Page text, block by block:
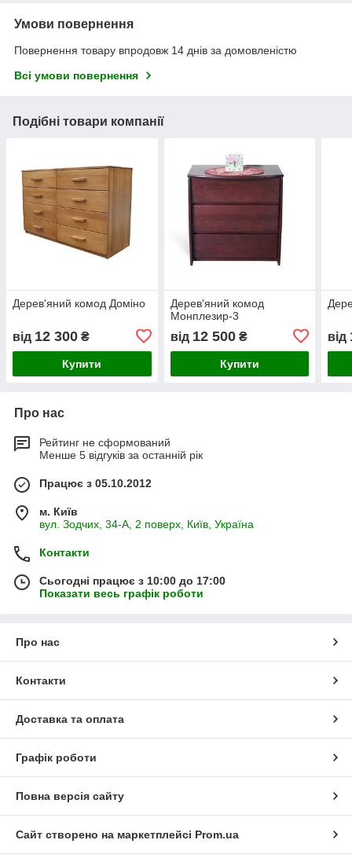
Умови повернення
Повернення товару впродовж 14 днів за домовленістю
Всі умови повернення
Подібні товари компанії
Дерев'яний комод Доміно
від 12 300 ₴
Купити
Дерев'яний комод
Монплезир-3
від 12 500₴
Купити
від
Про нас
Рейтинг не сформований
Менше 5 відгуків за останній рік
Працює з 05.10.2012
м. Київ
вул. Зодчих, 34-А, 2 поверх, Київ, Україна
Контакти
Сьогодні працює з 10:00 до 17:00
Показати весь графік роботи
Про нас
Контакти
Доставка та оплата
Графік роботи
Повна версія сайту
Сайт створено на маркетплейсі Prom.ua